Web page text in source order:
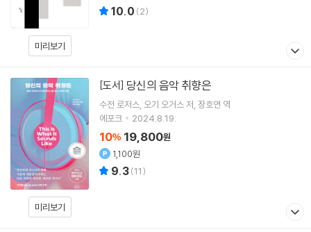
미리보기
10.0 (2)
미리보기
[도서] 당신의 음악 취향은
수전 로저스 오기 오거스 저 장호연 역
에포크
2024.8.19.
10% 19,800원
1,100원
9.3(11)